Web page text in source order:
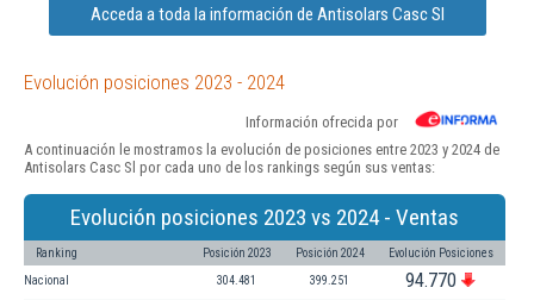
Acceda a toda la información de Antisolars Casc Sl
Evolución posiciones 2023 - 2024
Información ofrecida por
A continuación le mostramos la evolución de posiciones entre 2023 y 2024 de
Antisolars Casc Sl por cada uno de los rankings según sus ventas:
Evolución posiciones 2023 vs 2024 - Ventas
Ranking Posición 2023 Posición 2024 Evolución Posiciones
Nacional 304.481 399.251 94.770